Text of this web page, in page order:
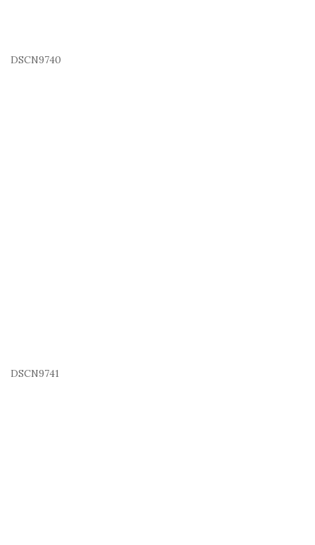
DSCN9740
DSCN9741